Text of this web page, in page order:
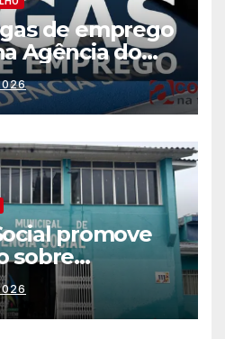
de emprego
Agência do
promove
sobre
a
e